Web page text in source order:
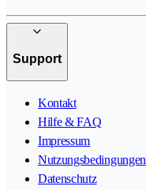
Support
Kontakt
Hilfe & FAQ
Impressum
Nutzungsbedingungen
Datenschutz